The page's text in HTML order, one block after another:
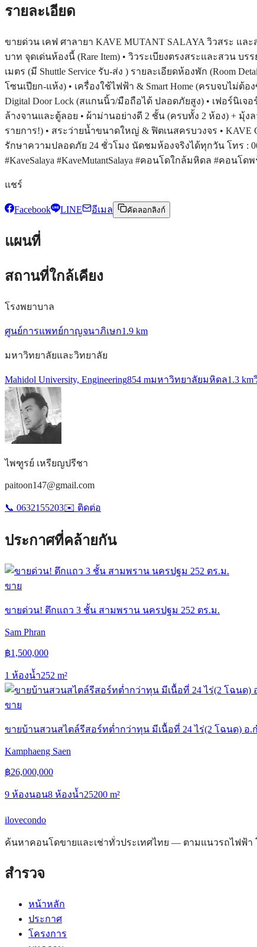
รายละเอียด
ขายด่วน เคฟ ศาลายา KAVE MUTANT SALAYA วิวสระ แล
บาท จุดเด่นห้องนี้ (Rare Item) • วิวระเบียงตรงสระและสวน
เมตร (มี Shuttle Service รับ-ส่ง ) รายละเอียดห้องพัก (Room
โซนเปียก-แห้ง) • เครื่องใช้ไฟฟ้า & Smart Home (ครบจบไม่ต้อ
Digital Door Lock (สแกนนิ้ว/มือถือได้ ปลอดภัยสูง) • เฟอร์นิเ
ล้างจานและตู้ลอย • ผ้าม่านอย่างดี 2 ชั้น (ครบทั้ง 2 ห้อง) + มุ้
รายการ!) • สระว่ายน้ำขนาดใหญ่ & ฟิตเนสครบวงจร • KAVE
รักษาความปลอดภัย 24 ชั่วโมง นัดชมห้องจริงได้ทุกวัน โทร :
#KaveSalaya #KaveMutantSalaya #คอนโดใกล้มหิดล #คอน
แชร์
Facebook LINE อีเมล คัดลอกลิงก์
แผนที่
สถานที่ใกล้เคียง
โรงพยาบาล
ศูนย์การแพทย์กาญจนาภิเษก1.9 km
มหาวิทยาลัยและวิทยาลัย
Mahidol University, Engineering854 mมหาวิทยาลัยมหิดล1.3 km
ไพฑูรย์ เหรียญปรีชา
paitoon147@gmail.com
📞 0632155203✉️ ติดต่อ
ประกาศที่คล้ายกัน
ขาย
ขายด่วน! ตึกแถว 3 ชั้น สามพราน นครปฐม 252 ตร.ม.
Sam Phran
฿1,500,000
1 ห้องน้ำ252 m²
ขาย
ขายบ้านสวนสไตล์รีสอร์ทต่ำกว่าทุน มีเนื้อที่ 24 ไร่(2 โฉนด) อ
Kamphaeng Saen
฿26,000,000
9 ห้องนอน8 ห้องน้ำ25200 m²
ilovecondo
ค้นหาคอนโดขายและเช่าทั่วประเทศไทย — ตามแนวรถไฟฟ้า
สำรวจ
หน้าหลัก
ประกาศ
โครงการ